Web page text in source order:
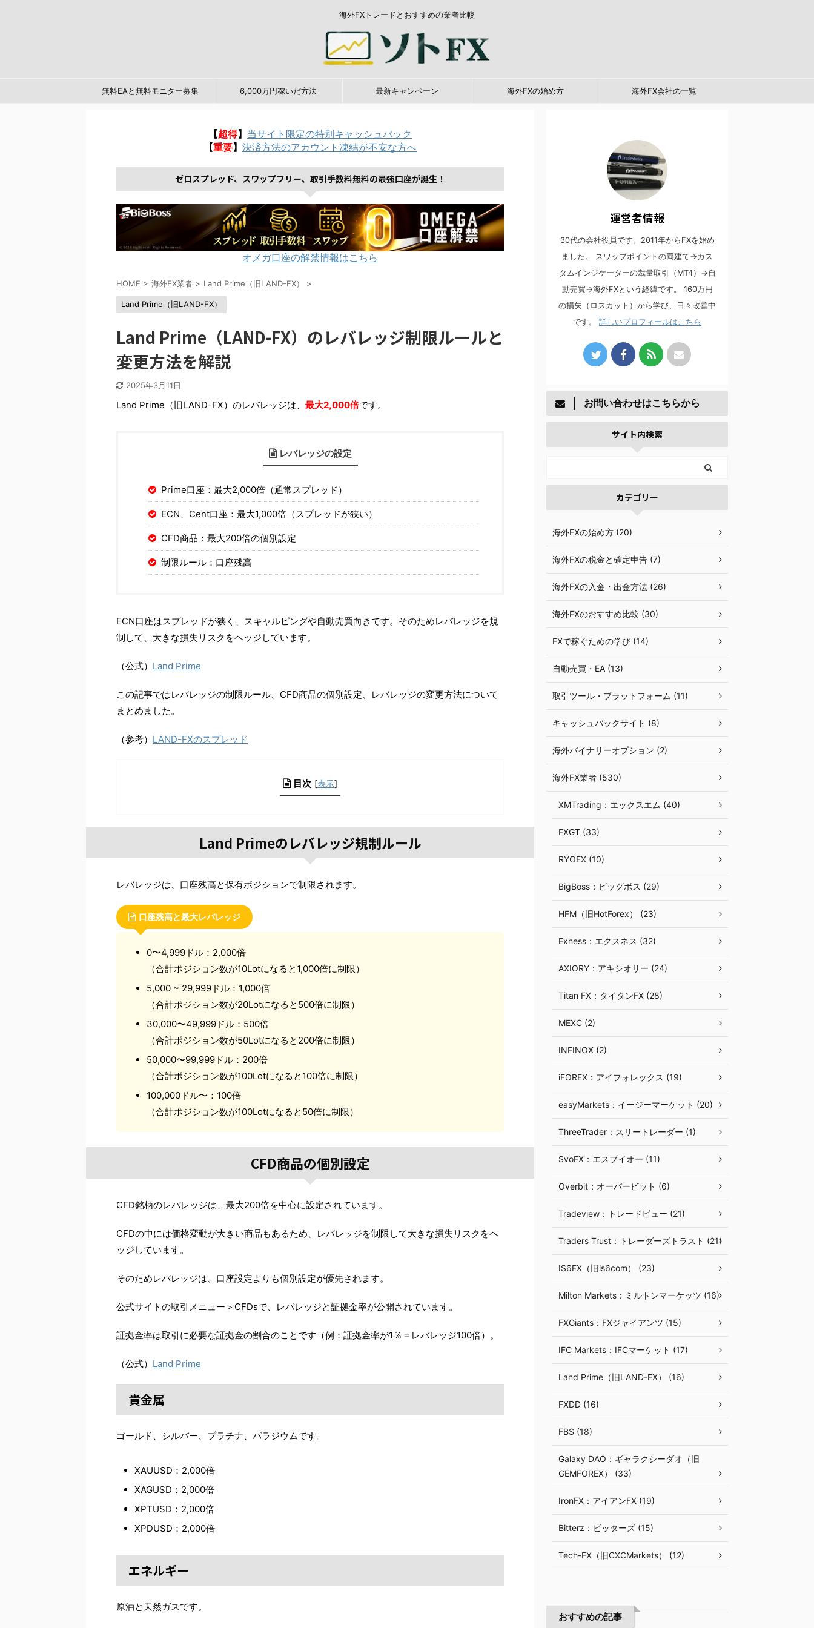
海外FXトレードとおすすめの業者比較
無料EAと無料モニター募集 6,000万円稼いだ方法 最新キャンペーン 海外FXの始め方 海外FX会社の一覧
【超得】 当サイト限定の特別キャッシュバック
【重要】 決済方法のアカウント凍結が不安な方へ
ゼロスプレッド、スワップフリー、取引手数料無料の最強口座が誕生！
オメガ口座の解禁情報はこちら
HOME > 海外FX業者 > Land Prime（旧LAND-FX） >
Land Prime（旧LAND-FX）
Land Prime（LAND-FX）のレバレッジ制限ルールと
変更方法を解説
2025年3月11日
Land Prime（旧LAND-FX）のレバレッジは、 最大2,000倍です。
レバレッジの設定
Prime口座：最大2,000倍（通常スプレッド）
ECN、Cent口座：最大1,000倍（スプレッドが狭い）
CFD商品：最大200倍の個別設定
制限ルール：口座残高
ECN口座はスプレッドが狭く、スキャルピングや自動売買向きです。そのためレバレッジを規
制して、大きな損失リスクをヘッジしています。
（公式） Land Prime
この記事ではレバレッジの制限ルール、CFD商品の個別設定、レバレッジの変更方法について
まとめました。
（参考） LAND-FXのスプレッド
目次 [表示]
Land Primeのレバレッジ規制ルール
レバレッジは、口座残高と保有ポジションで制限されます。
口座残高と最大レバレッジ
0〜4,999ドル：2,000倍
（合計ポジション数が10Lotになると1,000倍に制限）
5,000 ~ 29,999ドル：1,000倍
（合計ポジション数が20Lotになると500倍に制限）
30,000〜49,999ドル：500倍
（合計ポジション数が50Lotになると200倍に制限）
50,000〜99,999ドル：200倍
（合計ポジション数が100Lotになると100倍に制限）
100,000ドル〜：100倍
（合計ポジション数が100Lotになると50倍に制限）
CFD商品の個別設定
CFD銘柄のレバレッジは、最大200倍を中心に設定されています。
CFDの中には価格変動が大きい商品もあるため、レバレッジを制限して大きな損失リスクをヘ
ッジしています。
そのためレバレッジは、口座設定よりも個別設定が優先されます。
公式サイトの取引メニュー＞CFDsで、レバレッジと証拠金率が公開されています。
証拠金率は取引に必要な証拠金の割合のことです（例：証拠金率が1％＝レバレッジ100倍）。
（公式） Land Prime
貴金属
ゴールド、シルバー、プラチナ、パラジウムです。
XAUUSD：2,000倍
XAGUSD：2,000倍
XPTUSD：2,000倍
XPDUSD：2,000倍
エネルギー
原油と天然ガスです。
運営者情報
30代の会社役員です。2011年からFXを始め
ました。 スワップポイントの両建て→カス
タムインジケーターの裁量取引（MT4）→自
動売買→海外FXという経緯です。 160万円
の損失（ロスカット）から学び、日々改善中
です。 詳しいプロフィールはこちら
お問い合わせはこちらから
サイト内検索
カテゴリー
海外FXの始め方 (20)
海外FXの税金と確定申告 (7)
海外FXの入金・出金方法 (26)
海外FXのおすすめ比較 (30)
FXで稼ぐための学び (14)
自動売買・EA (13)
取引ツール・プラットフォーム (11)
キャッシュバックサイト (8)
海外バイナリーオプション (2)
海外FX業者 (530)
XMTrading：エックスエム (40)
FXGT (33)
RYOEX (10)
BigBoss：ビッグボス (29)
HFM（旧HotForex） (23)
Exness：エクスネス (32)
AXIORY：アキシオリー (24)
Titan FX：タイタンFX (28)
MEXC (2)
INFINOX (2)
iFOREX：アイフォレックス (19)
easyMarkets：イージーマーケット (20)
ThreeTrader：スリートレーダー (1)
SvoFX：エスブイオー (11)
Overbit：オーバービット (6)
Tradeview：トレードビュー (21)
Traders Trust：トレーダーズトラスト (21)
IS6FX（旧is6com） (23)
Milton Markets：ミルトンマーケッツ (16)
FXGiants：FXジャイアンツ (15)
IFC Markets：IFCマーケット (17)
Land Prime（旧LAND-FX） (16)
FXDD (16)
FBS (18)
Galaxy DAO：ギャラクシーダオ（旧
GEMFOREX） (33)
IronFX：アイアンFX (19)
Bitterz：ビッターズ (15)
Tech-FX（旧CXCMarkets） (12)
おすすめの記事